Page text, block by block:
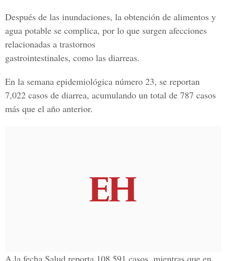
Después de las inundaciones, la obtención de alimentos y
agua potable se complica, por lo que surgen afecciones
relacionadas a trastornos
gastrointestinales, como las diarreas.
En la semana epidemiológica número 23, se reportan
7,022 casos de diarrea, acumulando un total de 787 casos
más que el año anterior.
A la fecha Salud reporta 108,591 casos, mientras que en